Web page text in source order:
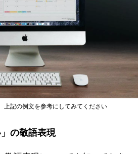
上記の例文を参考にしてみてください
」の敬語表現